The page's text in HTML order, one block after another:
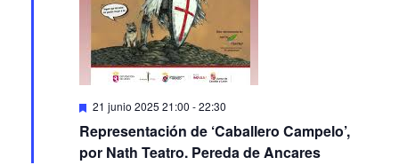
Featured
21 junio 2025 21:00 -22:30
Representación de ‘Caballero Campelo’,
por Nath Teatro. Pereda de Ancares